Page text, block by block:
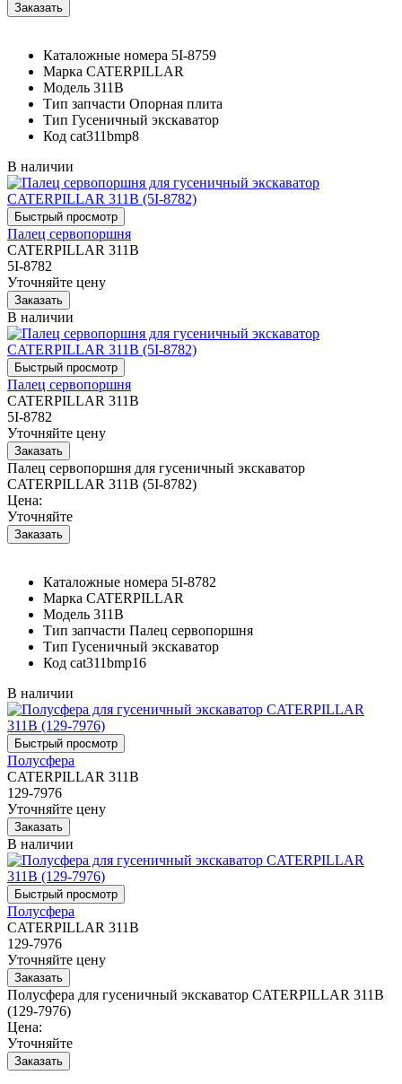
Каталожные номера 5I-8759
Марка CATERPILLAR
Модель 311B
Тип запчасти Опорная плита
Тип Гусеничный экскаватор
Код cat311bmp8
В наличии
Палец сервопоршня
CATERPILLAR 311B
5I-8782
Уточняйте цену
В наличии
Палец сервопоршня
CATERPILLAR 311B
5I-8782
Уточняйте цену
Палец сервопоршня для гусеничный экскаватор
CATERPILLAR 311B (5I-8782)
Цена:
Уточняйте
Каталожные номера 5I-8782
Марка CATERPILLAR
Модель 311B
Тип запчасти Палец сервопоршня
Тип Гусеничный экскаватор
Код cat311bmp16
В наличии
Полусфера
CATERPILLAR 311B
129-7976
Уточняйте цену
В наличии
Полусфера
CATERPILLAR 311B
129-7976
Уточняйте цену
Полусфера для гусеничный экскаватор CATERPILLAR 311B
(129-7976)
Цена:
Уточняйте